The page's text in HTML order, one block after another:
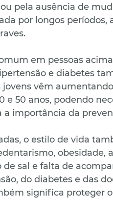
pela ausência de
por longos períodos,
em pessoas
e diabetes
jovens vêm
50 anos, podendo
a importância da
o estilo de vida
obesidade,
de sal e falta de
do diabetes e das
significa proteger